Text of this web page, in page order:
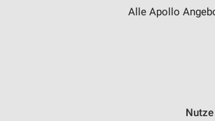
Alle Apollo